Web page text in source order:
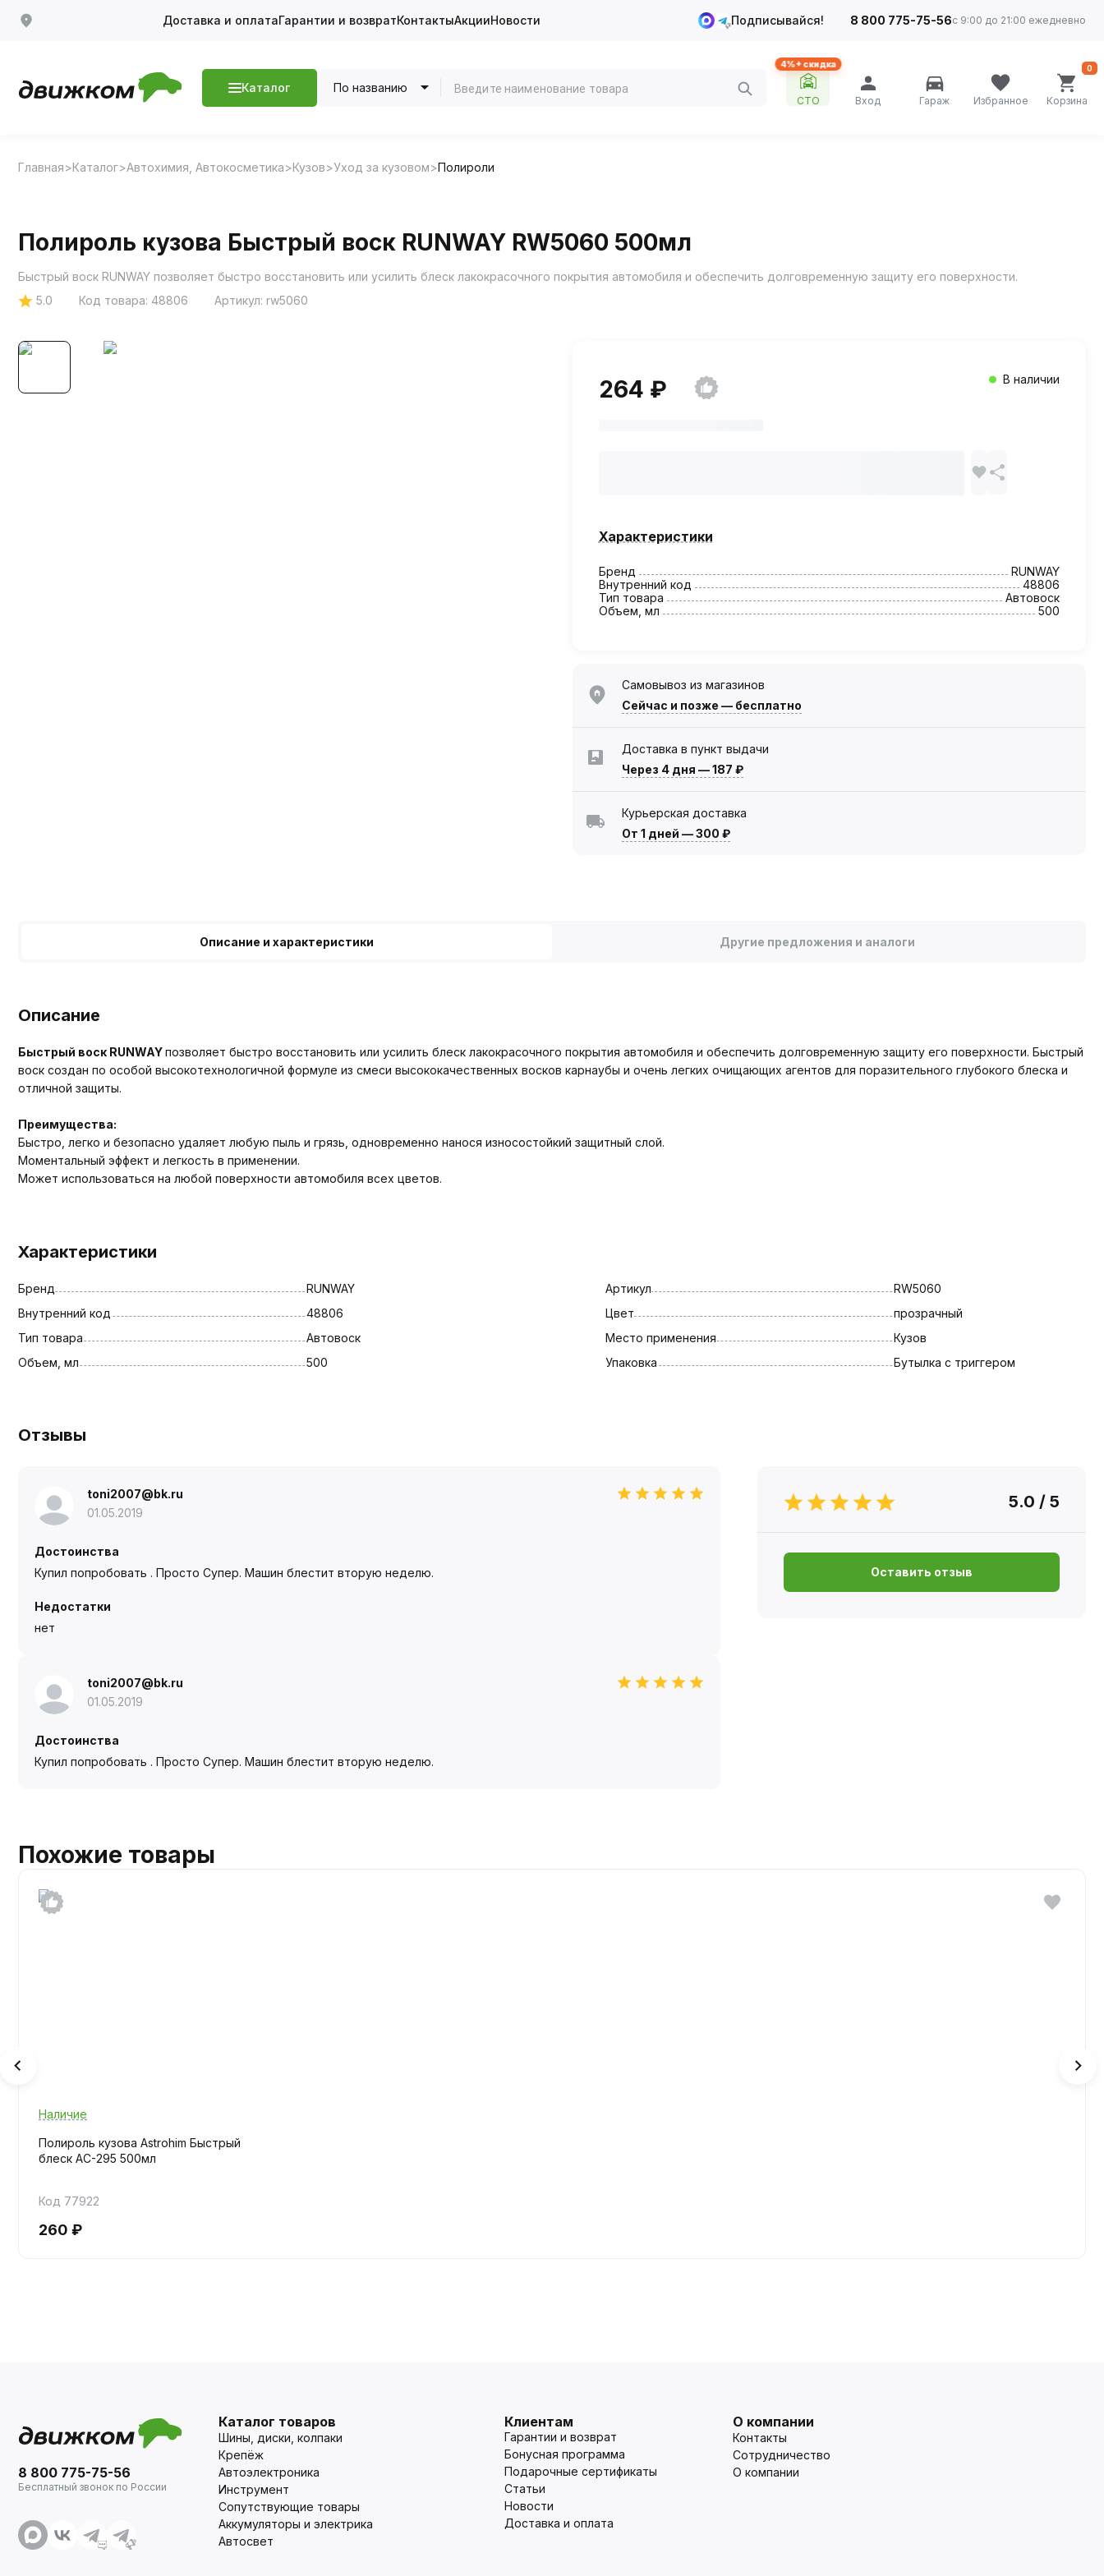
Доставка и оплатаГарантии и возвратКонтактыАкцииНовости Подписывайся! 8 800 775-75-56с 9:00 до 21:00 ежедневно
Каталог По названию
4%+ скидка
СТО Вход Гараж Избранное Корзина
0
Главная Каталог Автохимия, Автокосметика Кузов Уход за кузовом Полироли
Полироль кузова Быстрый воск RUNWAY RW5060 500мл
Быстрый воск RUNWAY позволяет быстро восстановить или усилить блеск лакокрасочного покрытия автомобиля и обеспечить долговременную защиту его поверхности.
5.0
Код товара: 48806 Артикул: rw5060
264 ₽ В наличии
Характеристики
Бренд
RUNWAY
Внутренний код
48806
Тип товара
Автовоск
Объем, мл
500
Самовывоз из магазинов
Сейчас и позже — бесплатно
Доставка в пункт выдачи
Через 4 дня —187 ₽
Курьерская доставка
От 1 дней —300 ₽
Описание и характеристики Другие предложения и аналоги
Описание
Быстрый воск RUNWAYпозволяет быстро восстановить или усилить блеск лакокрасочного покрытия автомобиля и обеспечить долговременную защиту его поверхности. Быстрый
воск создан по особой высокотехнологичной формуле из смеси высококачественных восков карнаубы и очень легких очищающих агентов для поразительного глубокого блеска и
отличной защиты.
Преимущества:
Быстро, легко и безопасно удаляет любую пыль и грязь, одновременно нанося износостойкий защитный слой.
Моментальный эффект и легкость в применении.
Может использоваться на любой поверхности автомобиля всех цветов.
Характеристики
Бренд
RUNWAY
Внутренний код
48806
Тип товара
Автовоск
Объем, мл
500
Артикул
RW5060
Цвет
прозрачный
Место применения
Кузов
Упаковка
Бутылка с триггером
Отзывы
toni2007@bk.ru
01.05.2019
Достоинства
Купил попробовать . Просто Супер. Машин блестит вторую неделю.
Недостатки
нет
toni2007@bk.ru
01.05.2019
Достоинства
Купил попробовать . Просто Супер. Машин блестит вторую неделю.
5.0 / 5
Оставить отзыв
Похожие товары
Наличие
Полироль кузова Astrohim Быстрый
блеск AC-295 500мл
Код 77922
260 ₽
8 800 775-75-56
Бесплатный звонок по России
Каталог товаров
Шины, диски, колпаки
Крепёж
Автоэлектроника
Инструмент
Сопутствующие товары
Аккумуляторы и электрика
Автосвет
Клиентам
Гарантии и возврат
Бонусная программа
Подарочные сертификаты
Статьи
Новости
Доставка и оплата
О компании
Контакты
Сотрудничество
О компании